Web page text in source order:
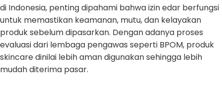
di Indonesia, penting dipahami bahwa izin edar berfungsi
untuk memastikan keamanan, mutu, dan kelayakan
produk sebelum dipasarkan. Dengan adanya proses
evaluasi dari lembaga pengawas seperti BPOM, produk
skincare dinilai lebih aman digunakan sehingga lebih
mudah diterima pasar.